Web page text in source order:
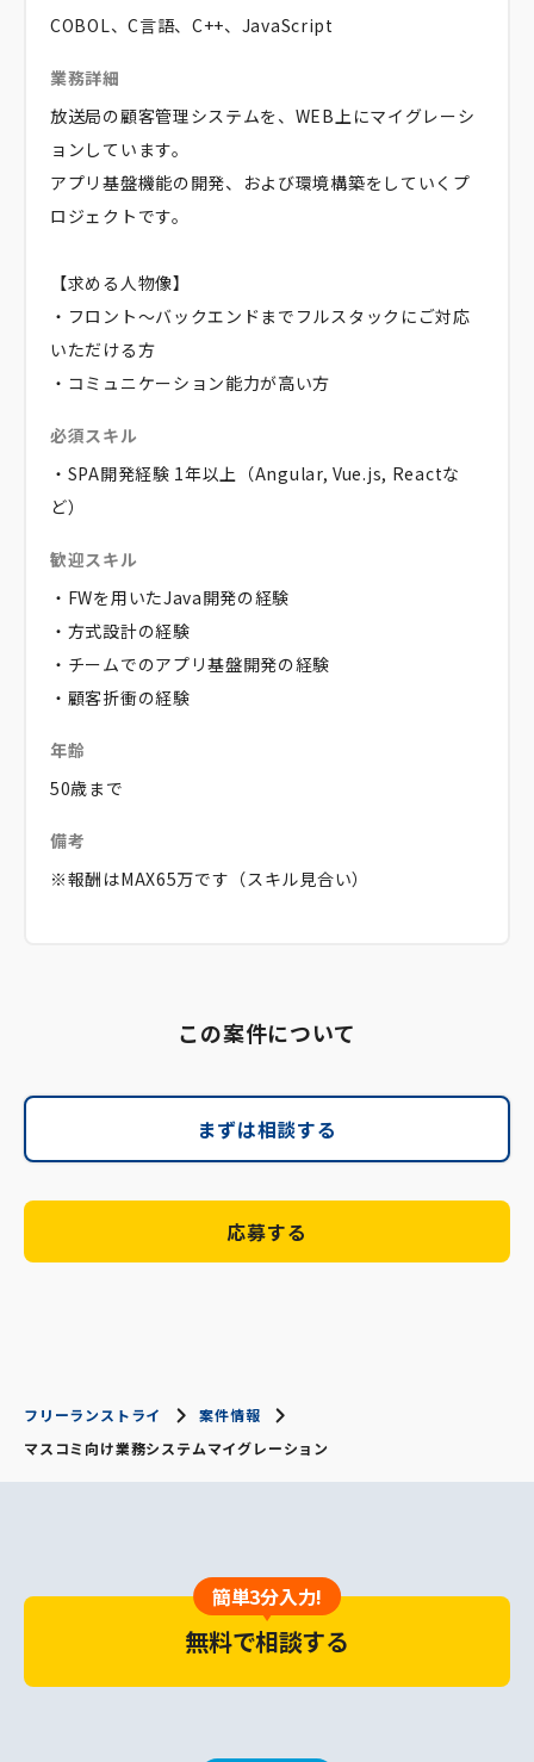
COBOL、C言語、C++、JavaScript
業務詳細
放送局の顧客管理システムを、WEB上にマイグレーシ
ョンしています。
アプリ基盤機能の開発、および環境構築をしていくプ
ロジェクトです。
【求める人物像】
・フロント～バックエンドまでフルスタックにご対応
いただける方
・コミュニケーション能力が高い方
必須スキル
・SPA開発経験 1年以上（Angular, Vue.js, Reactな
ど）
歓迎スキル
・FWを用いたJava開発の経験
・方式設計の経験
・チームでのアプリ基盤開発の経験
・顧客折衝の経験
年齢
50歳まで
備考
※報酬はMAX65万です（スキル見合い）
この案件について
まずは相談する
応募する
フリーランストライ
案件情報
マスコミ向け業務システムマイグレーション
簡単3分入力!
無料で相談する